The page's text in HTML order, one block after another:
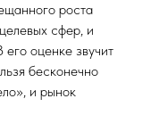
роста
сфер, и
его оценке звучит
бесконечно
и рынок